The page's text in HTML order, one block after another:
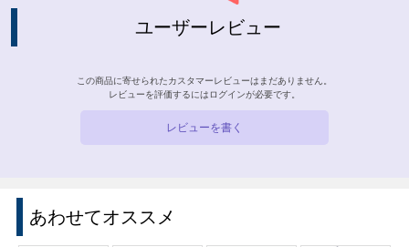
ユーザーレビュー
この商品に寄せられたカスタマーレビューはまだありません。
レビューを評価するには ログインが必要です。
レビューを書く
あわせてオススメ